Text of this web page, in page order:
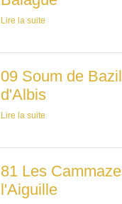
Lire la suite
09 Soum de
d'Albis
Lire la suite
81 Les
l'Aiguille